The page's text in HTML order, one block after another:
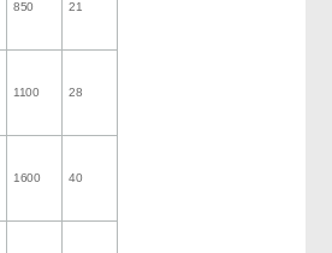
850 21
1100 28
1600 40